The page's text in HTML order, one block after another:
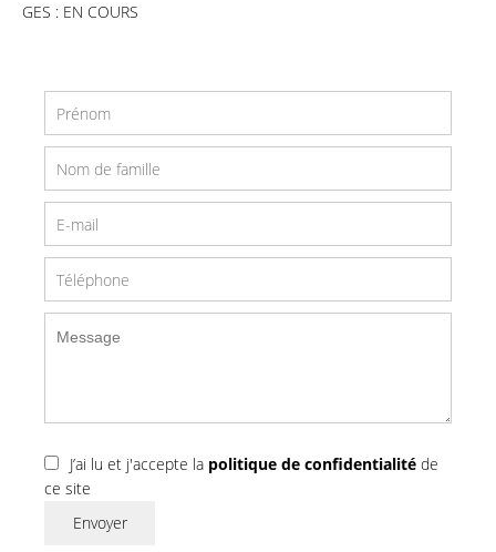
GES : EN COURS
J’ai lu et j'accepte la politique de confidentialité de
ce site
Envoyer